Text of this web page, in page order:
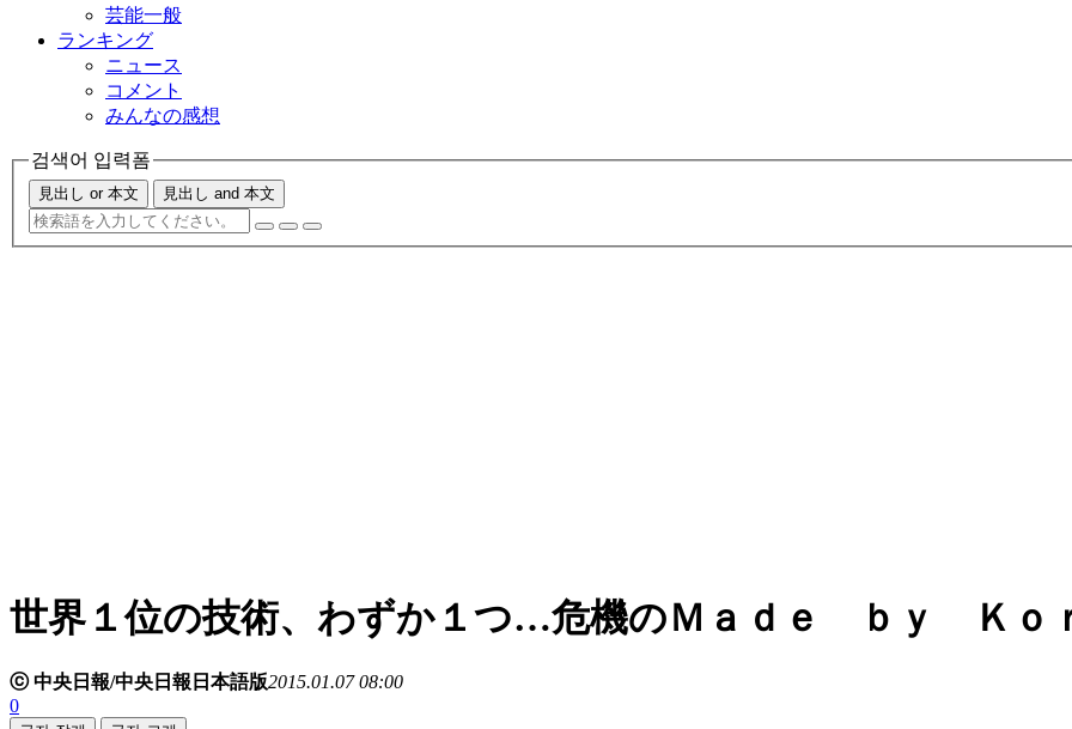
芸能一般
ランキング
ニュース
コメント
みんなの感想
검색어 입력폼
見出し or 本文 見出し and 本文
世界１位の技術、わずか１つ…危機のＭａｄｅ ｂｙ Ｋｏ
ⓒ 中央日報/中央日報日本語版2015.01.07 08:00
0